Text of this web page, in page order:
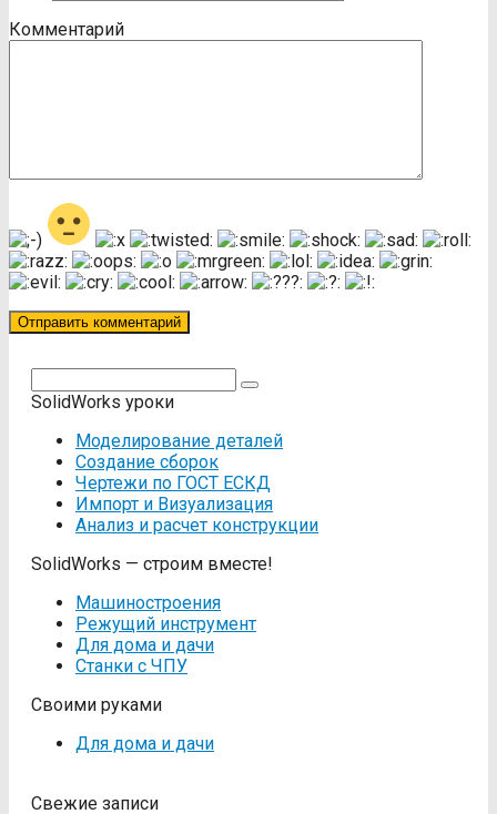
Комментарий
SolidWorks уроки
Моделирование деталей
Создание сборок
Чертежи по ГОСТ ЕСКД
Импорт и Визуализация
Анализ и расчет конструкции
SolidWorks — строим вместе!
Машиностроения
Режущий инструмент
Для дома и дачи
Станки с ЧПУ
Своими руками
Для дома и дачи
Свежие записи